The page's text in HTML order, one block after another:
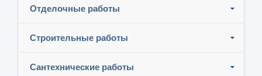
Отделочные работы
Строительные работы
Сантехнические работы